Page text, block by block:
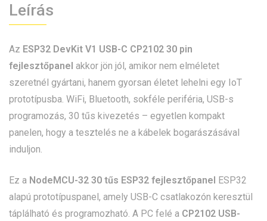
Leírás
Az ESP32 DevKit V1 USB-C CP2102 30 pin
fejlesztőpanel akkor jön jól, amikor nem elméletet
szeretnél gyártani, hanem gyorsan életet lehelni egy IoT
prototípusba. WiFi, Bluetooth, sokféle periféria, USB-s
programozás, 30 tűs kivezetés – egyetlen kompakt
panelen, hogy a tesztelés ne a kábelek bogarászásával
induljon.
Ez a NodeMCU-32 30 tűs ESP32 fejlesztőpanel ESP32
alapú prototípuspanel, amely USB-C csatlakozón keresztül
táplálható és programozható. A PC felé a CP2102 USB-